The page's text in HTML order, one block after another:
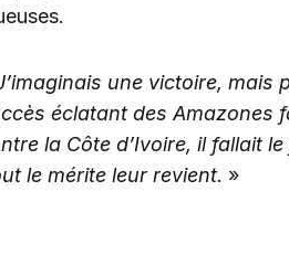
une victoire,
éclatant des Amazones
la Côte d’Ivoire, il fallait
le mérite leur revient. »